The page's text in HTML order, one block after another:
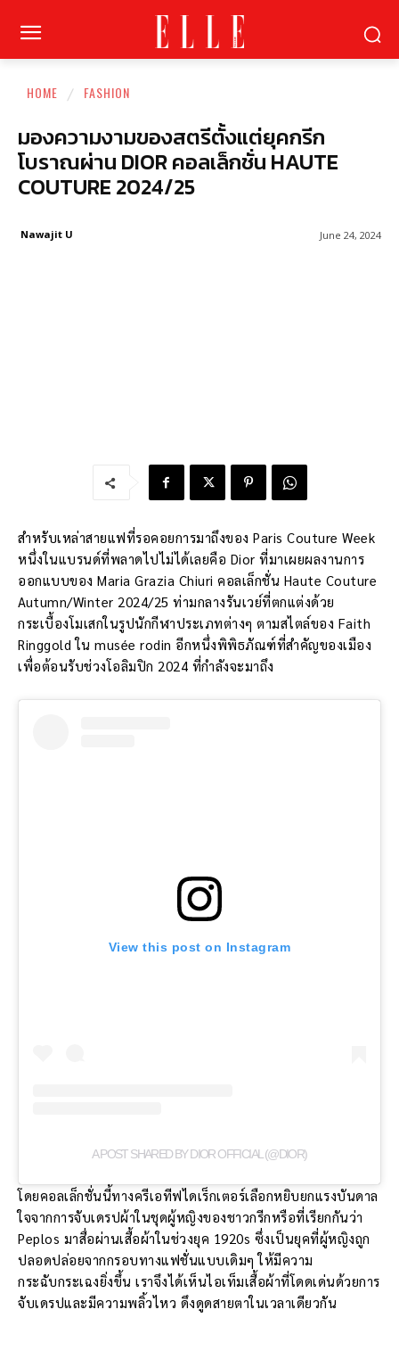
HOME FASHION
มองความงามของสตรีตั้งแต่ยุคกรีก
โบราณผ่าน DIOR คอลเล็กชั่น HAUTE
COUTURE 2024/25
June 24, 2024
Nawajit U
สำหรับเหล่าสายแฟที่รอคอยการมาถึงของ Paris Couture Week
หนึ่งในแบรนด์ที่พลาดไปไม่ได้เลยคือ Dior ที่มาเผยผลงานการ
ออกแบบของ Maria Grazia Chiuri คอลเล็กชั่น Haute Couture
Autumn/Winter 2024/25 ท่ามกลางรันเวย์ที่ตกแต่งด้วย
กระเบื้องโมเสกในรูปนักกีฬาประเภทต่างๆ ตามสไตล์ของ Faith
Ringgold ใน musée rodin อีกหนึ่งพิพิธภัณฑ์ที่สำคัญของเมือง
เพื่อต้อนรับช่วงโอลิมปิก 2024 ที่กำลังจะมาถึง
View this post on Instagram
A POST SHARED BY DIOR OFFICIAL (@DIOR)
โดยคอลเล็กชั่นนี้ทางครีเอทีฟไดเร็กเตอร์เลือกหยิบยกแรงบันดาล
ใจจากการจับเดรปผ้าในชุดผู้หญิงของชาวกรีกหรือที่เรียกกันว่า
Peplos มาสื่อผ่านเสื้อผ้าในช่วงยุค 1920s ซึ่งเป็นยุคที่ผู้หญิงถูก
ปลอดปล่อยจากกรอบทางแฟชั่นแบบเดิมๆ ให้มีความ
กระฉับกระเฉงยิ่งขึ้น เราจึงได้เห็นไอเท็มเสื้อผ้าที่โดดเด่นด้วยการ
จับเดรปและมีความพลิ้วไหว ดึงดูดสายตาในเวลาเดียวกัน